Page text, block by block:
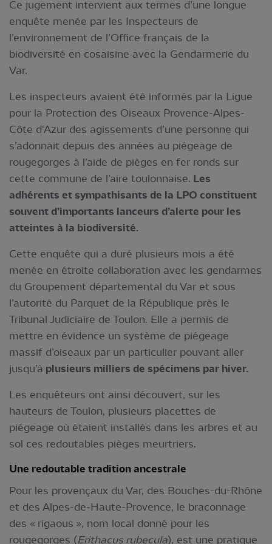
Ce jugement intervient aux termes d’une longue
enquête menée par les Inspecteurs de
l’environnement de l’Office français de la
biodiversité en cosaisine avec la Gendarmerie du
Var.
Les inspecteurs avaient été informés par la Ligue
pour la Protection des Oiseaux Provence-Alpes-
Côte d'Azur des agissements d’une personne qui
s’adonnait depuis des années au piégeage de
rougegorges à l’aide de pièges en fer ronds sur
cette commune de l’aire toulonnaise. Les
adhérents et sympathisants de la LPO constituent
souvent d’importants lanceurs d’alerte pour les
atteintes à la biodiversité.
Cette enquête qui a duré plusieurs mois a été
menée en étroite collaboration avec les gendarmes
du Groupement départemental du Var et sous
l’autorité du Parquet de la République près le
Tribunal Judiciaire de Toulon. Elle a permis de
mettre en évidence un système de piégeage
massif d’oiseaux par un particulier pouvant aller
jusqu’à plusieurs milliers de spécimens par hiver.
Les enquêteurs ont ainsi découvert, sur les
hauteurs de Toulon, plusieurs placettes de
piégeage où étaient installés dans les arbres et au
sol ces redoutables pièges meurtriers.
Une redoutable tradition ancestrale
Pour les provençaux du Var, des Bouches-du-Rhône
et des Alpes-de-Haute-Provence, le braconnage
des « rigaous », nom local donné pour les
rougegorges (Erithacus rubecula), est une pratique